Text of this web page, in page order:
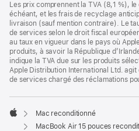
Les prix comprennent la TVA (8,1 %),
échéant, et les frais de recyclage
livraison (sauf mention contraire). Le
de services selon le droit fiscal
au taux en vigueur dans le pays où
produits, à savoir la République
indique la TVA due sur les produits
Apple Distribution International Ltd. agit
de services chargé des réclamations
Apple
Mac reconditionné
MacBook Air 15 pouces reconditionné avec